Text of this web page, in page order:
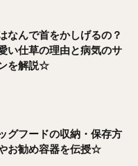
なんで首をかしげるの？
い仕草の理由と病気のサ
を解説☆
グフードの収納・保存方
お勧め容器を伝授☆